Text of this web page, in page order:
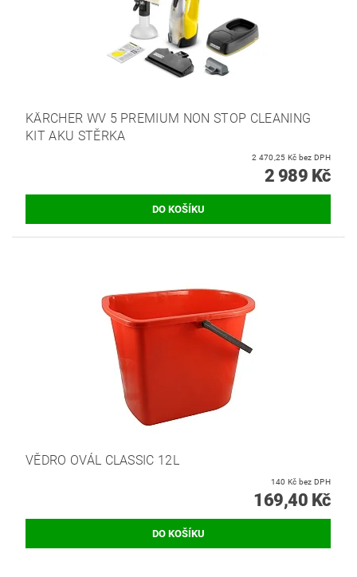
KÄRCHER WV 5 PREMIUM NON STOP CLEANING
KIT AKU STĚRKA
2 470,25 Kč bez DPH
2 989 Kč
VĚDRO OVÁL CLASSIC 12L
140 Kč bez DPH
169,40 Kč